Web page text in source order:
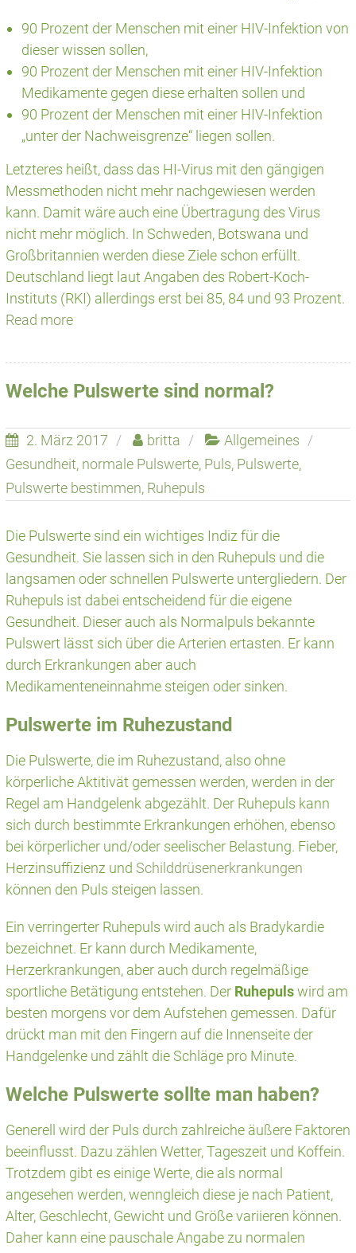
90 Prozent der Menschen mit einer HIV-Infektion von
dieser wissen sollen,
90 Prozent der Menschen mit einer HIV-Infektion
Medikamente gegen diese erhalten sollen und
90 Prozent der Menschen mit einer HIV-Infektion
„unter der Nachweisgrenze“ liegen sollen.
Letzteres heißt, dass das HI-Virus mit den gängigen
Messmethoden nicht mehr nachgewiesen werden
kann. Damit wäre auch eine Übertragung des Virus
nicht mehr möglich. In Schweden, Botswana und
Großbritannien werden diese Ziele schon erfüllt.
Deutschland liegt laut Angaben des Robert-Koch-
Instituts (RKI) allerdings erst bei 85, 84 und 93 Prozent.
Read more
Welche Pulswerte sind normal?
2. März 2017 britta
Allgemeines
Gesundheit, normale Pulswerte, Puls, Pulswerte,
Pulswerte bestimmen, Ruhepuls
Die Pulswerte sind ein wichtiges Indiz für die
Gesundheit. Sie lassen sich in den Ruhepuls und die
langsamen oder schnellen Pulswerte untergliedern. Der
Ruhepuls ist dabei entscheidend für die eigene
Gesundheit. Dieser auch als Normalpuls bekannte
Pulswert lässt sich über die Arterien ertasten. Er kann
durch Erkrankungen aber auch
Medikamenteneinnahme steigen oder sinken.
Pulswerte im Ruhezustand
Die Pulswerte, die im Ruhezustand, also ohne
körperliche Aktitivät gemessen werden, werden in der
Regel am Handgelenk abgezählt. Der Ruhepuls kann
sich durch bestimmte Erkrankungen erhöhen, ebenso
bei körperlicher und/oder seelischer Belastung. Fieber,
Herzinsuffizienz und Schilddrüsenerkrankungen
können den Puls steigen lassen.
Ein verringerter Ruhepuls wird auch als Bradykardie
bezeichnet. Er kann durch Medikamente,
Herzerkrankungen, aber auch durch regelmäßige
sportliche Betätigung entstehen. Der Ruhepulswird am
besten morgens vor dem Aufstehen gemessen. Dafür
drückt man mit den Fingern auf die Innenseite der
Handgelenke und zählt die Schläge pro Minute.
Welche Pulswerte sollte man haben?
Generell wird der Puls durch zahlreiche äußere Faktoren
beeinflusst. Dazu zählen Wetter, Tageszeit und Koffein.
Trotzdem gibt es einige Werte, die als normal
angesehen werden, wenngleich diese je nach Patient,
Alter, Geschlecht, Gewicht und Größe variieren können.
Daher kann eine pauschale Angabe zu normalen